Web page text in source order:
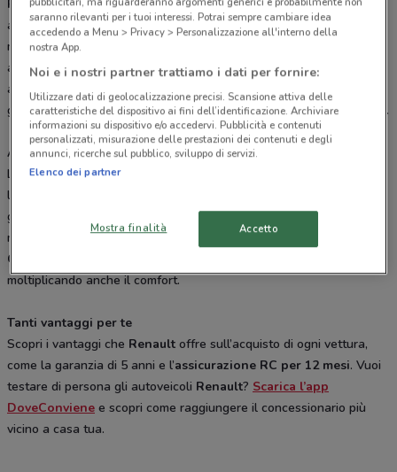
Renaultprodusse il suo primo modello di auto nel 1898. La casa
automobilistica francese è poi cresciuta fino a controllare oggi i
marchiNissan, Infiniti, Dacia
automobili Renaultsi affianca a quella di veicoli commerciali e
autocarri. L’infinità di modelli e combinazioni possibili saranno in
grado di venire incontro ad ogni tua esigenza nell’ambito lavorativo.
Auto affidabili sotto ogni punto di vista
La ricerca ingegneristica di
livelli di tecnologia all’avanguardia. Anche l’auto più piccola della
gamma, ovvero
, offre dispositivi elettronici di alto livello,
mirati alla sicurezza. Salendo con la cilindrata e le dimensioni, con
Clio, Scenic, Megane
moltiplicando anche il comfort.
Tanti vantaggi per te
Scopri i vantaggi che Renault offre sull’acquisto di ogni vettura,
come la garanzia di 5 anni e l’assicurazione RC per 12 mesi. Vuoi
testare di persona gli autoveicoli Renault? Scarica l’app
DoveConviene e scopri come raggiungere il concessionario più
vicino a casa tua.
saranno rilevanti per i tuoi interessi. Potrai sempre cambiare idea
accedendo a Menu > Privacy > Personalizzazione all'interno della
nostra App.
Noi e i nostri partner trattiamo i dati per fornire:
Utilizzare dati di geolocalizzazione precisi. Scansione attiva delle
caratteristiche del dispositivo ai fini dell’identificazione. Archiviare
informazioni su dispositivo e/o accedervi. Pubblicità e contenuti
personalizzati, misurazione delle prestazioni dei contenuti e degli
annunci, ricerche sul pubblico, sviluppo di servizi.
Elenco dei partner
Mostra finalità Accetto